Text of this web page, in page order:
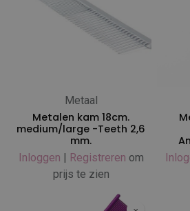
Metaal
Metalen kam 18cm.
medium/large -Teeth 2,6
mm.
Inloggen | Registreren om
prijs te zien